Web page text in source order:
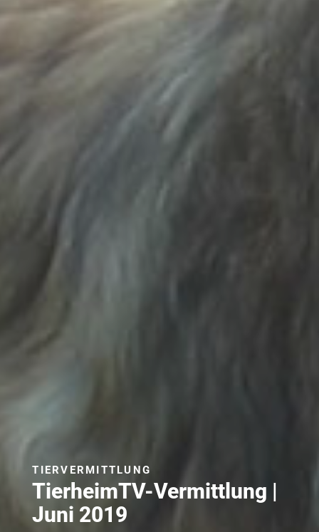
TierheimTV-Vermittlung |
Juni 2019
TIERVERMITTLUNG